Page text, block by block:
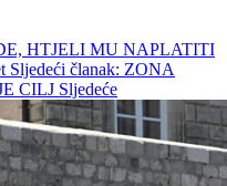
HTJELI MU NAPLATITI
Sljedeći članak: ZONA
CILJ Sljedeće